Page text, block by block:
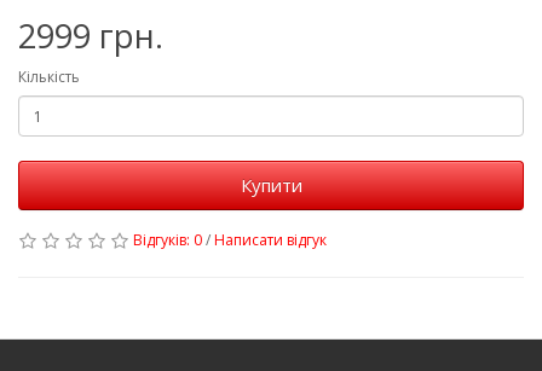
2999 грн.
Кількість
Купити
Відгуків: 0/Написати відгук